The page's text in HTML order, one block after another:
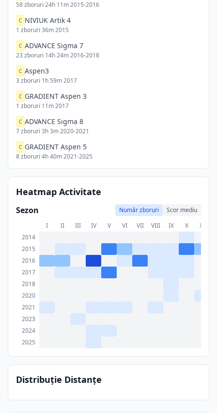
58zboruri·24h 11m·2015-2016
C NIVIUK Artik 4
1 zboruri·36m·2015
C ADVANCE Sigma 7
23 zboruri·14h 24m·2016-2018
C Aspen3
3 zboruri·1h 59m·2017
C GRADIENT Aspen 3
1 zboruri·11m·2017
C ADVANCE Sigma 8
7zboruri·3h 3m·2020-2021
C GRADIENT Aspen 5
8zboruri·4h 40m·2021-2025
Heatmap Activitate
Sezon Număr zboruri
Scor mediu
I
II III IV V VI VII VIII IX X XI
2014
2015
2016
2017
2018
2020
2021
2023
2024
2025
Distribuție Distanțe